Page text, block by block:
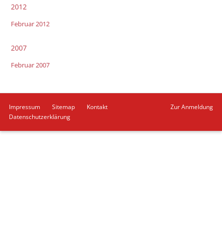
2012
Februar 2012
2007
Februar 2007
Zur Anmeldung
Navigation
überspringen
Impressum Sitemap
Kontakt
Datenschutzerklärung